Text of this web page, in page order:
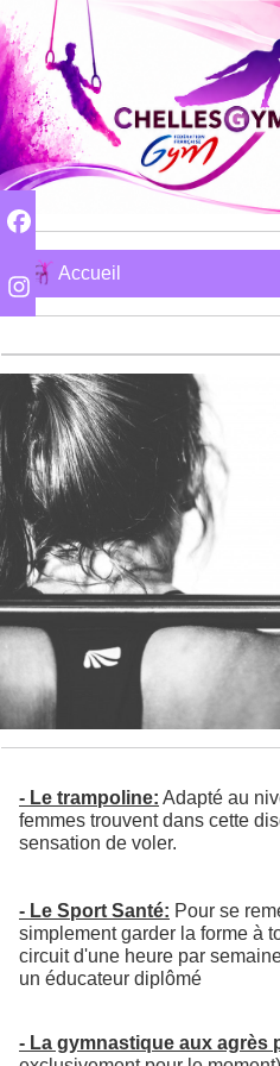
Accueil
- Le trampoline: Adapté au
femmes trouvent dans cette
sensation de voler.
- Le Sport Santé: Pour se
simplement garder la forme à
circuit d'une heure par
un éducateur diplômé
- La gymnastique aux agrès